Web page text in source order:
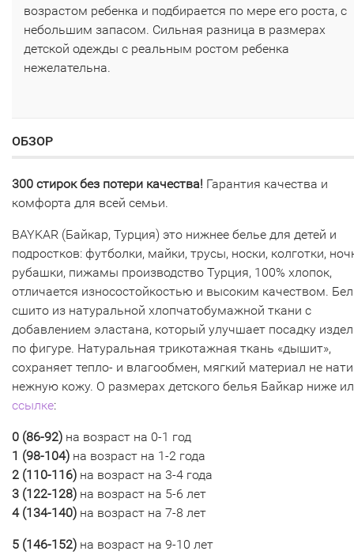
возрастом ребенка и подбирается по мере его роста, с
небольшим запасом. Сильная разница в размерах
детской одежды с реальным ростом ребенка
нежелательна.
ОБЗОР
300 стирок без потери качества! Гарантия качества и
комфорта для всей семьи.
BAYKAR (Байкар, Турция) это нижнее белье для детей и
подростков: футболки, майки, трусы, носки, колготки,
рубашки, пижамы производство Турция, 100% хлопок,
отличается износостойкостью и высоким качеством.
сшито из натуральной хлопчатобумажной ткани с
добавлением эластана, который улучшает посадку
по фигуре. Натуральная трикотажная ткань «дышит»,
сохраняет тепло- и влагообмен, мягкий материал не
нежную кожу. О размерах детского белья Байкар ниже
ссылке:
0 (86-92) на возраст на 0-1 год
1 (98-104) на возраст на 1-2 года
2 (110-116) на возраст на 3-4 года
3 (122-128) на возраст на 5-6 лет
4 (134-140) на возраст на 7-8 лет
5 (146-152) на возраст на 9-10 лет